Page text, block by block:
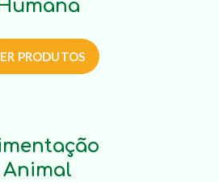
PRODUTOS
Animal